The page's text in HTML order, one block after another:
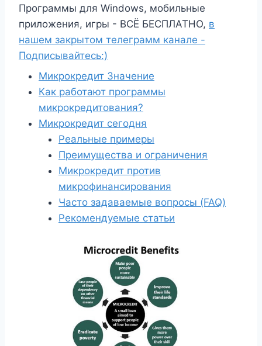
Программы для Windows, мобильные
приложения, игры - ВСЁ БЕСПЛАТНО, в
нашем закрытом телеграмм канале -
Подписывайтесь:)
Микрокредит Значение
Как работают программы
микрокредитования?
Микрокредит сегодня
Реальные примеры
Преимущества и ограничения
Микрокредит против
микрофинансирования
Часто задаваемые вопросы (FAQ)
Рекомендуемые статьи